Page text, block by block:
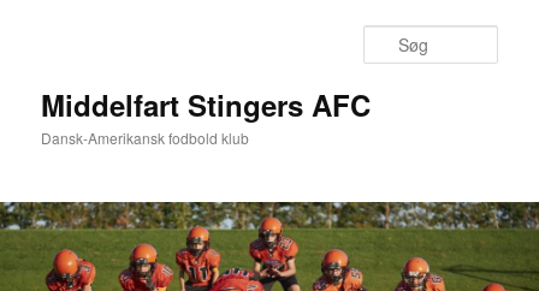
Middelfart Stingers AFC
Dansk-Amerikansk fodbold klub